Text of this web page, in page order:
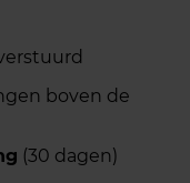
boven de
(30 dagen)